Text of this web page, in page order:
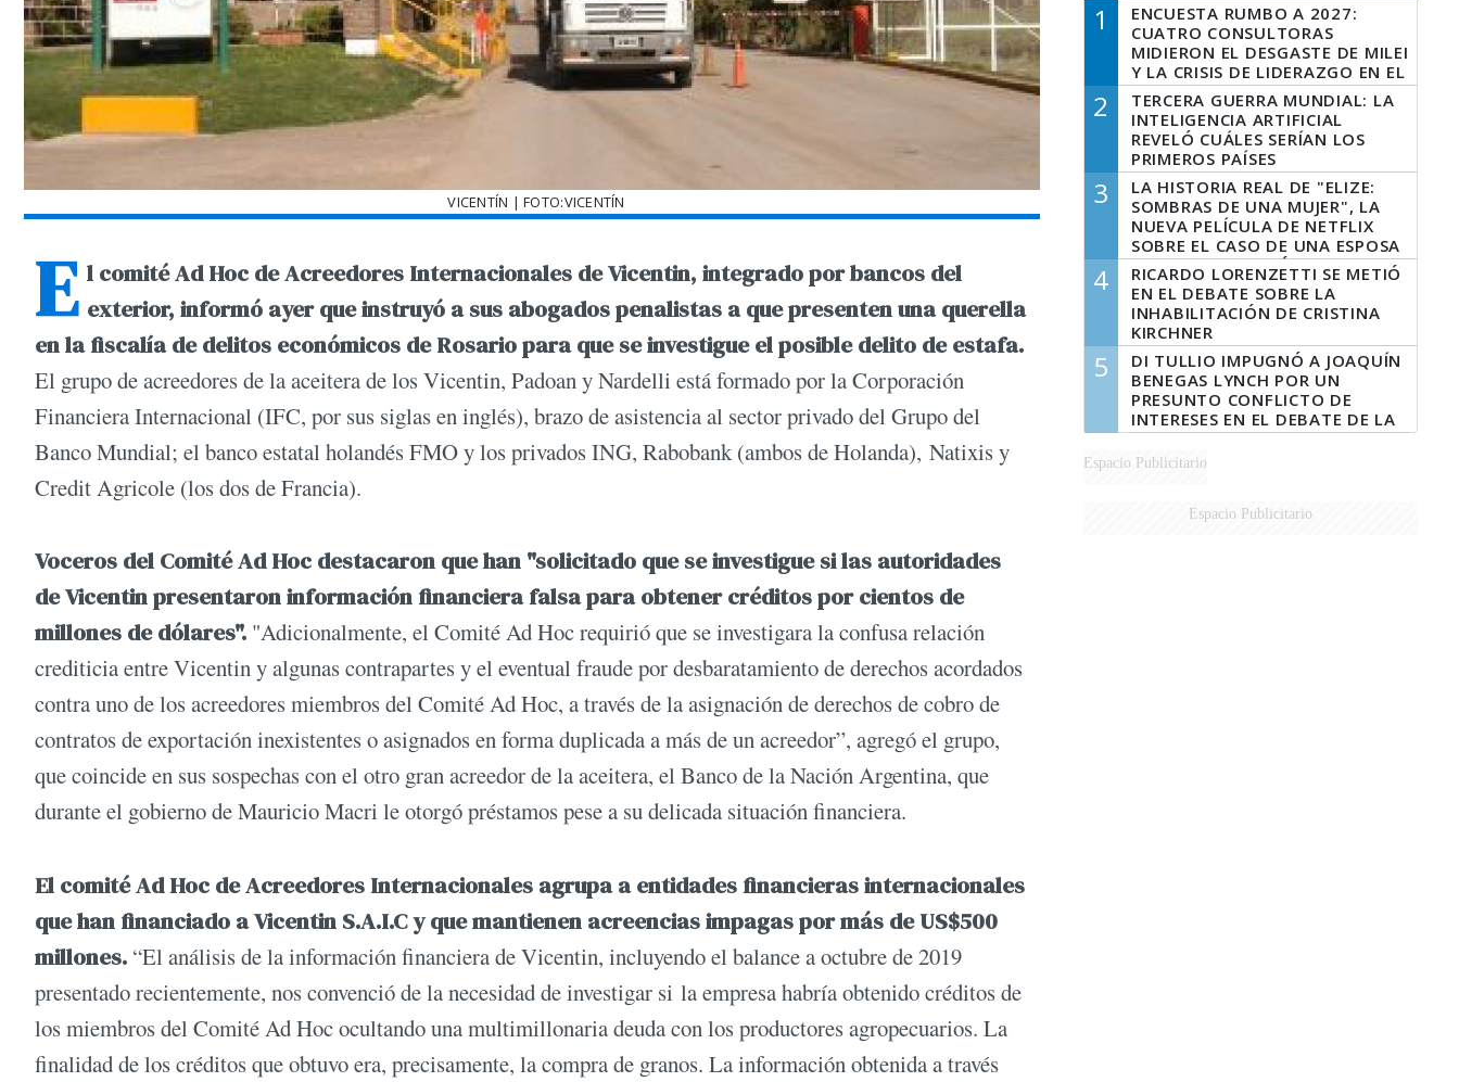
VICENTÍN | FOTO:VICENTÍN
E l comité Ad Hoc de Acreedores Internacionales de Vicentin, integrado por bancos del
exterior, informó ayer que instruyó a sus abogados penalistas a que presenten una querella
en la fiscalía de delitos económicos de Rosario para que se investigue el posible delito de estafa.
El grupo de acreedores de la aceitera de los Vicentin, Padoan y Nardelli está formado por la Corporación
Financiera Internacional (IFC, por sus siglas en inglés), brazo de asistencia al sector privado del Grupo del
Banco Mundial; el banco estatal holandés FMO y los privados ING, Rabobank (ambos de Holanda), Natixis y
Credit Agricole (los dos de Francia).
Voceros del Comité Ad Hoc destacaron que han "solicitado que se investigue si las autoridades
de Vicentin presentaron información financiera falsa para obtener créditos por cientos de
millones de dólares". "Adicionalmente, el Comité Ad Hoc requirió que se investigara la confusa relación
crediticia entre Vicentin y algunas contrapartes y el eventual fraude por desbaratamiento de derechos acordados
contra uno de los acreedores miembros del Comité Ad Hoc, a través de la asignación de derechos de cobro de
contratos de exportación inexistentes o asignados en forma duplicada a más de un acreedor”, agregó el grupo,
que coincide en sus sospechas con el otro gran acreedor de la aceitera, el Banco de la Nación Argentina, que
durante el gobierno de Mauricio Macri le otorgó préstamos pese a su delicada situación financiera.
El comité Ad Hoc de Acreedores Internacionales agrupa a entidades financieras internacionales
que han financiado a Vicentin S.A.I.C y que mantienen acreencias impagas por más de US$500
millones. “El análisis de la información financiera de Vicentin, incluyendo el balance a octubre de 2019
presentado recientemente, nos convenció de la necesidad de investigar si la empresa habría obtenido créditos de
los miembros del Comité Ad Hoc ocultando una multimillonaria deuda con los productores agropecuarios. La
finalidad de los créditos que obtuvo era, precisamente, la compra de granos. La información obtenida a través
1
ENCUESTA RUMBO A 2027:
CUATRO CONSULTORAS
MIDIERON EL DESGASTE DE MILEI
Y LA CRISIS DE LIDERAZGO EN EL
PERONISMO
2
TERCERA GUERRA MUNDIAL: LA
INTELIGENCIA ARTIFICIAL
REVELÓ CUÁLES SERÍAN LOS
PRIMEROS PAÍSES
LATINOAMERICANOS EN SER
DERROTADOS
3
LA HISTORIA REAL DE "ELIZE:
SOMBRAS DE UNA MUJER", LA
NUEVA PELÍCULA DE NETFLIX
SOBRE EL CASO DE UNA ESPOSA
QUE DESCUARTIZÓ A SU
MARIDO
4
RICARDO LORENZETTI SE METIÓ
EN EL DEBATE SOBRE LA
INHABILITACIÓN DE CRISTINA
KIRCHNER
5
DI TULLIO IMPUGNÓ A JOAQUÍN
BENEGAS LYNCH POR UN
PRESUNTO CONFLICTO DE
INTERESES EN EL DEBATE DE LA
LEY DE TIERRAS
Espacio Publicitario
Espacio Publicitario